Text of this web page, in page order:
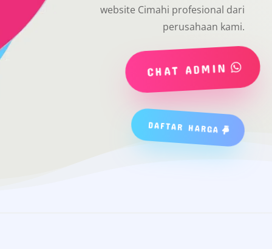
website Cimahi profesional dari
perusahaan kami.
CHAT ADMIN
DAFTAR HARGA